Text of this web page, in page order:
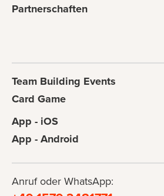
Partnerschaften
Team Building Events
Card Game
App - iOS
App - Android
Anruf oder WhatsApp: